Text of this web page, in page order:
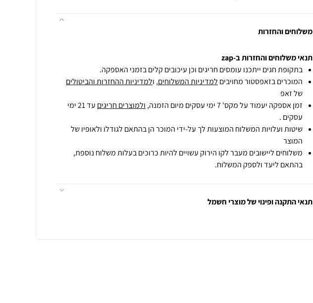
משלוחים והחזרות
תנאי משלוחים והחזרות ב-zap
בתקופת חגים ייתכנו עומסים חריגים וכן עיכובים קלים בזמני האספקה.
המוכרים בזאפסטור מחויבים למדיניות המשלוחים, ולמדיניות ההחזרות והביטולים
של זאפ
זמן אספקה יעמוד על מקס' 7 ימי עסקים מיום הזמנה,
ולמוצרים חריגים
עד 21 ימי
עסקים .
שיטות ועלויות המשלוח המוצעות לך על-ידי המוכר הן בהתאם לגודלו ולאופיו של
המוצר
משלוחים ליישובים מעבר לקו הירוק עשויים להיות כרוכים בעלות משלוח נוספת,
בהתאם ליעד ולספק המשלוח.
תנאי התקנה ופינוי של מוצרי חשמל